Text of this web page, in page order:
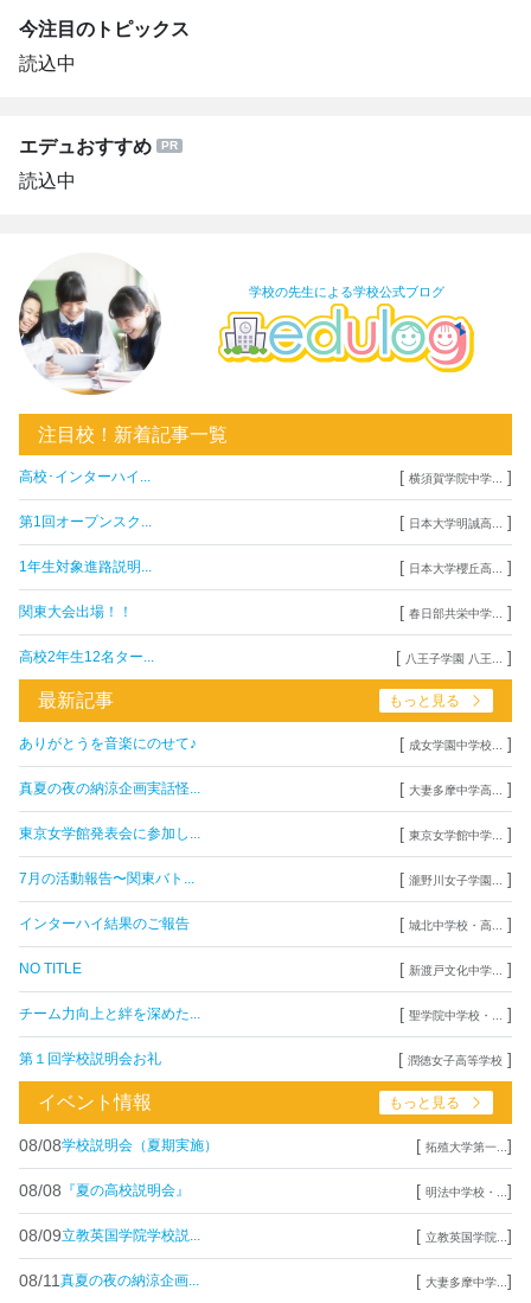
今注目のトピックス
読込中
エデュおすすめ
読込中
学校の先生による学校公式ブログ
注目校！新着記事一覧
高校･インターハイ... [ 横須賀学院中学... ]
第1回オープンスク... [ 日本大学明誠高... ]
1年生対象進路説明... [ 日本大学櫻丘高... ]
関東大会出場！！ [ 春日部共栄中学... ]
高校2年生12名ター... [ 八王子学園 八王... ]
最新記事 もっと見る
ありがとうを音楽にのせて♪ [ 成女学園中学校... ]
真夏の夜の納涼企画実話怪... [ 大妻多摩中学高... ]
東京女学館発表会に参加し... [ 東京女学館中学... ]
7月の活動報告〜関東バト... [ 瀧野川女子学園... ]
インターハイ結果のご報告 [ 城北中学校・高... ]
NO TITLE [ 新渡戸文化中学... ]
チーム力向上と絆を深めた... [ 聖学院中学校・... ]
第１回学校説明会お礼 [ 潤徳女子高等学校 ]
イベント情報 もっと見る
08/08学校説明会（夏期実施） [ 拓殖大学第一... ]
08/08 『夏の高校説明会』 [ 明法中学校・... ]
08/09立教英国学院学校説... [ 立教英国学院... ]
08/11 真夏の夜の納涼企画... [ 大妻多摩中学... ]